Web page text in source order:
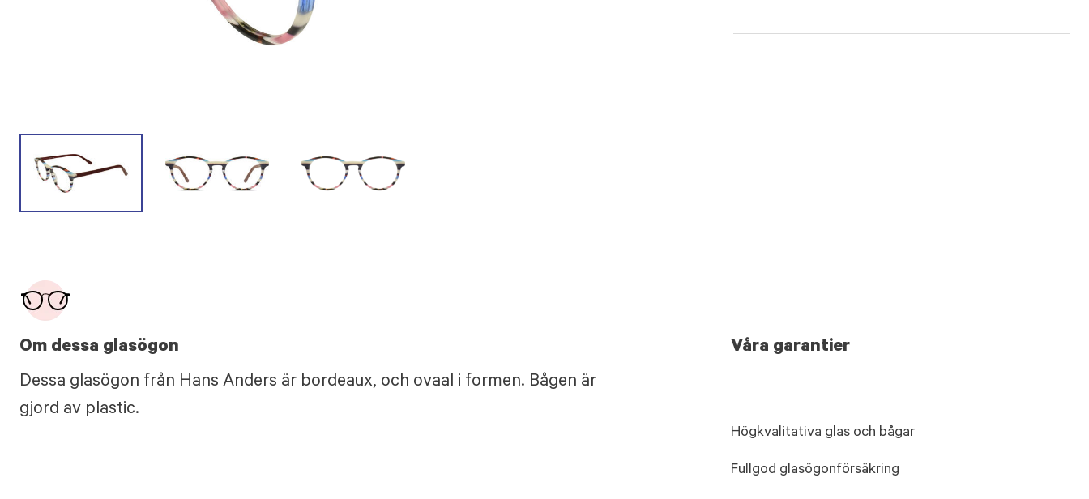
Om dessa glasögon
Dessa glasögon från Hans Anders är bordeaux, och ovaal i formen. Bågen är
gjord av plastic.
Våra garantier
Högkvalitativa glas och bågar
Fullgod glasögonförsäkring